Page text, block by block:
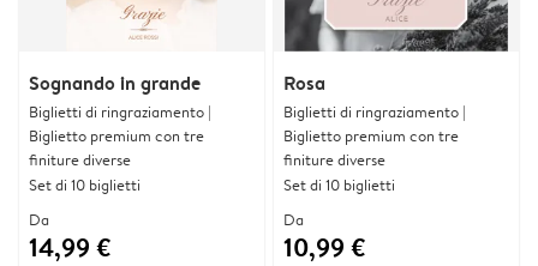
Sognando in grande
Biglietti di ringraziamento |
Biglietto premium con tre
finiture diverse
Set di 10 biglietti
Da
14,99 €
Rosa
Biglietti di ringraziamento |
Biglietto premium con tre
finiture diverse
Set di 10 biglietti
Da
10,99 €